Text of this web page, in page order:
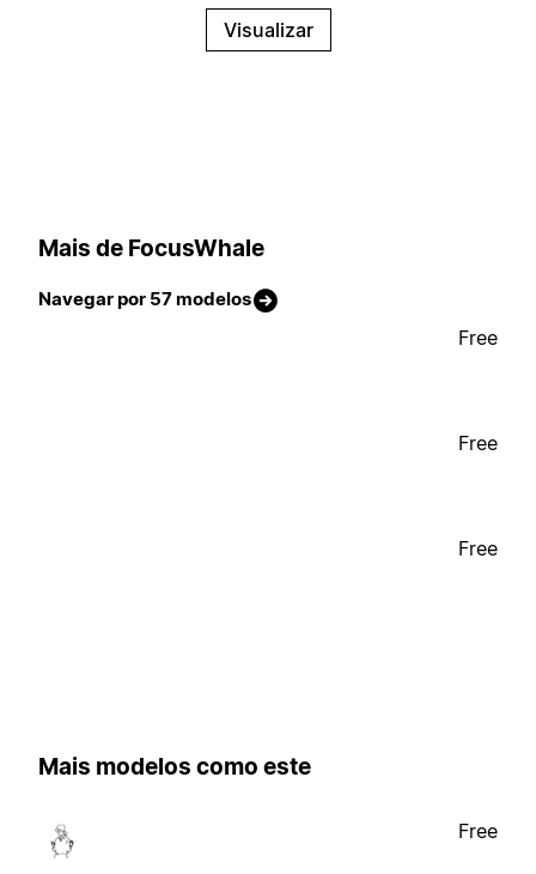
Visualizar
Mais de FocusWhale
Navegar por 57 modelos
Free
Free
Free
Mais modelos como este
Free